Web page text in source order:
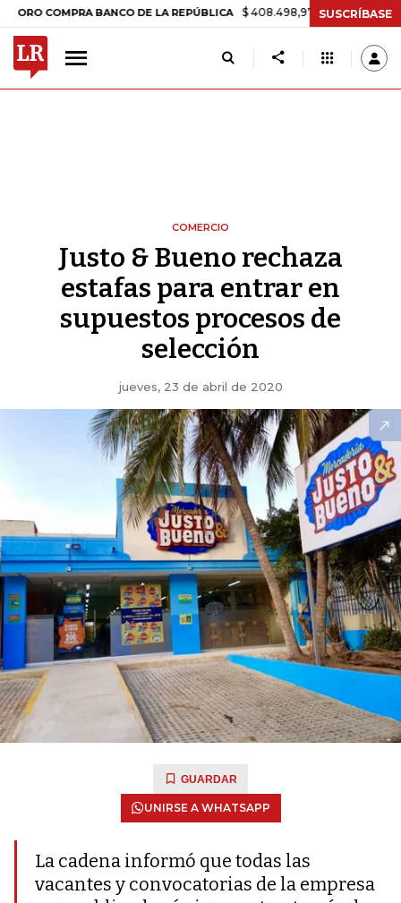
BANCO DE LA REPÚBLICA $ 408.498,97 +$ 8.753,81 +2,19%
SUSCRÍBASE
COMERCIO
Justo & Bueno rechaza
estafas para entrar en
supuestos procesos de
selección
jueves, 23 de abril de 2020
GUARDAR
UNIRSE A WHATSAPP
La cadena informó que todas las
vacantes y convocatorias de la empresa